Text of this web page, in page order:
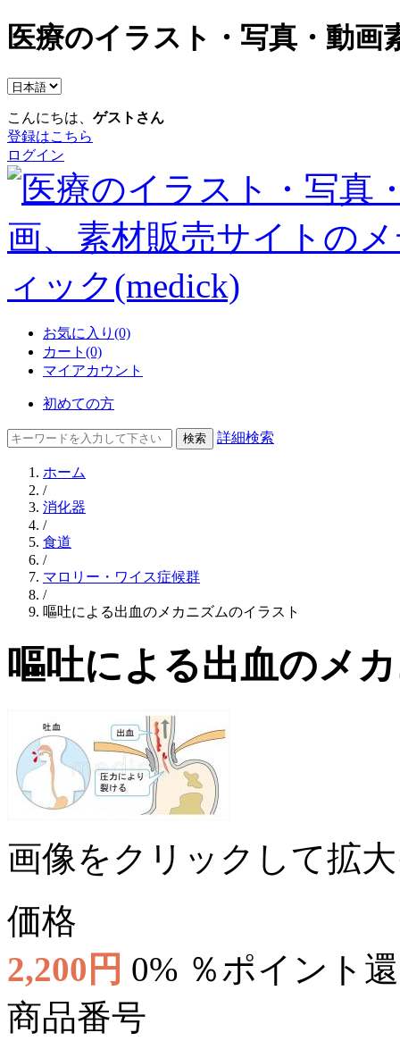
医療のイラスト・写真・動画
こんにちは、 ゲストさん
登録はこちら
ログイン
お気に入り(0)
カート(0)
マイアカウント
初めての方
詳細検索
ホーム
/
消化器
/
食道
/
マロリー・ワイス症候群
/
嘔吐による出血のメカニズムのイラスト
嘔吐による出血のメ
画像をクリックして拡
価格
2,200円 0% ％ポイント
商品番号